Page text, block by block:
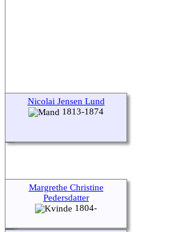
Nicolai Jensen Lund
1813-1874
Margrethe Christine
Pedersdatter
1804-